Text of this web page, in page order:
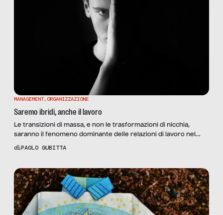
MANAGEMENT,ORGANIZZAZIONE
Saremo ibridi, anche il lavoro
Le transizioni di massa, e non le trasformazioni di nicchia,
saranno il fenomeno dominante delle relazioni di lavoro nel
terzo decennio del Duemila. La progettualità e la lungimiranza
variabili che influenzeranno le possibilità delle imprese di
intraprendere percorsi di innovazione, e […]
diPAOLO GUBITTA